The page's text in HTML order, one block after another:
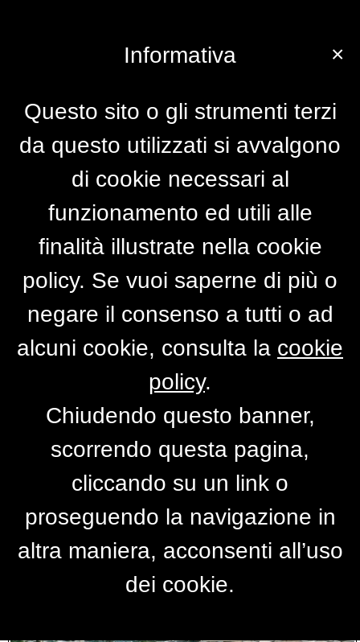
Le foto di mariovalde
×
Informativa
Questo sito o gli strumenti terzi
da questo utilizzati si avvalgono
di cookie necessari al
funzionamento ed utili alle
finalità illustrate nella cookie
policy. Se vuoi saperne di più o
negare il consenso a tutti o ad
alcuni cookie, consulta la cookie
policy.
Chiudendo questo banner,
scorrendo questa pagina,
cliccando su un link o
proseguendo la navigazione in
altra maniera, acconsenti all’uso
dei cookie.